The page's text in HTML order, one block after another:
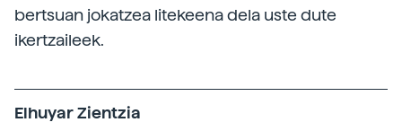
bertsuan jokatzea litekeena dela uste dute
ikertzaileek.
Elhuyar Zientzia